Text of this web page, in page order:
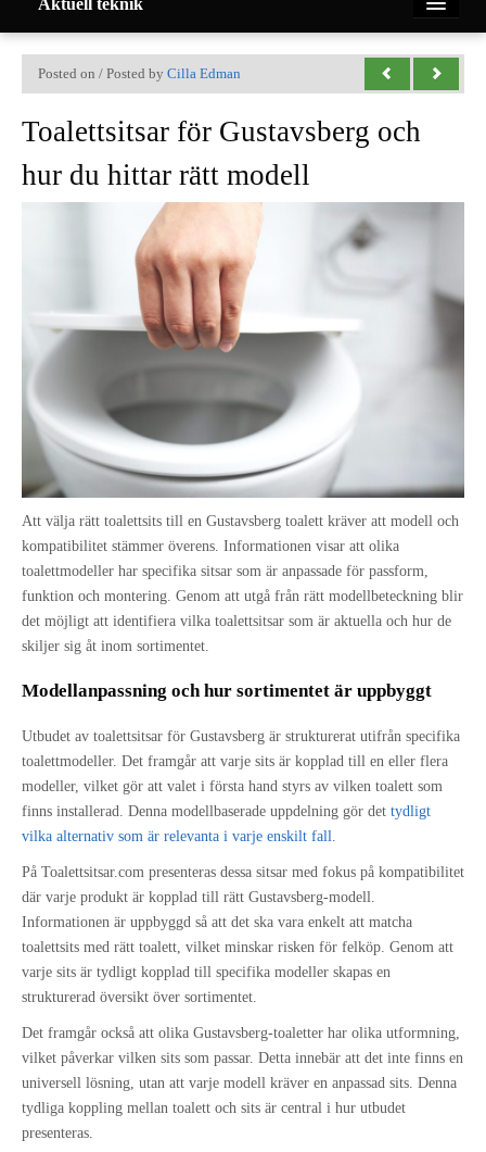
Aktuell teknik
Teknik
Nyheter
Företag
Om oss
Kontakta oss
Posted on / Posted by Cilla Edman
Toalettsitsar för Gustavsberg och
hur du hittar rätt modell
Att välja rätt toalettsits till en Gustavsberg toalett kräver att modell och
kompatibilitet stämmer överens. Informationen visar att olika
toalettmodeller har specifika sitsar som är anpassade för passform,
funktion och montering. Genom att utgå från rätt modellbeteckning blir
det möjligt att identifiera vilka toalettsitsar som är aktuella och hur de
skiljer sig åt inom sortimentet.
Modellanpassning och hur sortimentet är uppbyggt
Utbudet av toalettsitsar för Gustavsberg är strukturerat utifrån specifika
toalettmodeller. Det framgår att varje sits är kopplad till en eller flera
modeller, vilket gör att valet i första hand styrs av vilken toalett som
finns installerad. Denna modellbaserade uppdelning gör det tydligt
vilka alternativ som är relevanta i varje enskilt fall.
På Toalettsitsar.com presenteras dessa sitsar med fokus på kompatibilitet
där varje produkt är kopplad till rätt Gustavsberg-modell.
Informationen är uppbyggd så att det ska vara enkelt att matcha
toalettsits med rätt toalett, vilket minskar risken för felköp. Genom att
varje sits är tydligt kopplad till specifika modeller skapas en
strukturerad översikt över sortimentet.
Det framgår också att olika Gustavsberg-toaletter har olika utformning,
vilket påverkar vilken sits som passar. Detta innebär att det inte finns en
universell lösning, utan att varje modell kräver en anpassad sits. Denna
tydliga koppling mellan toalett och sits är central i hur utbudet
presenteras.